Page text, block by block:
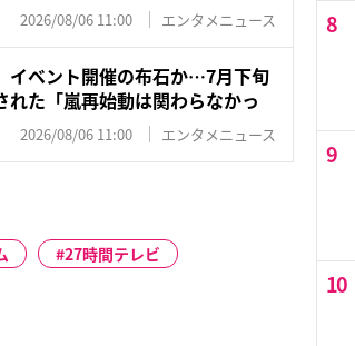
2026/08/06 11:00 エンタメニュース
ベント開催の布石か…7月下旬
れた「嵐再始動は関わらなかっ
2026/08/06 11:00 エンタメニュース
27時間テレビ